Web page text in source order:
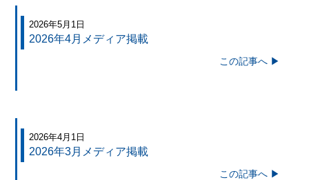
2026年5月1日
2026年4月メディア掲載
この記事へ ▶
2026年4月1日
2026年3月メディア掲載
この記事へ ▶